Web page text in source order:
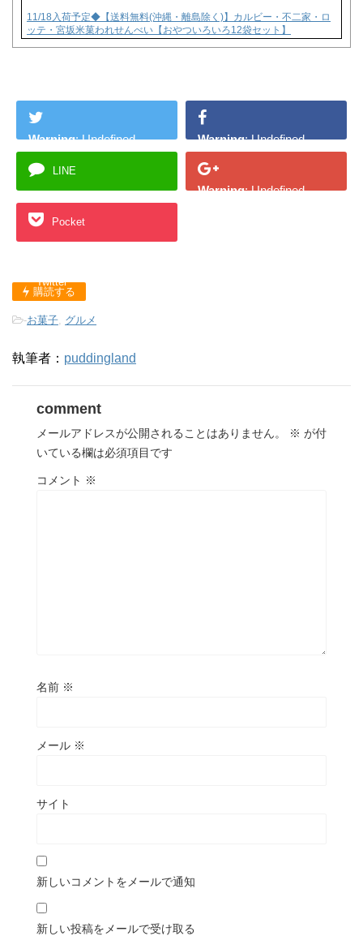
11/18入荷予定◆【送料無料(沖縄・離島除く)】カルビー・不二家・ロ
ッテ・宮坂米菓われせんべい【おやついろいろ12袋セット】
Warning: Undefined
array key "Twitter" in
/home/lantopurin/lantop
urin.com/public_html/w
p-content/plugins/sns-
count-cache/sns-count-
Twitter
Warning: Undefined
array key "Facebook" in
/home/lantopurin/lantop
LINE
Warning: Undefined
Pocket
購読する
-お菓子 グルメ
執筆者： puddingland
comment
メールアドレスが公開されることはありません。 ※ が付
いている欄は必須項目です
コメント ※
名前 ※
メール ※
サイト
新しいコメントをメールで通知
新しい投稿をメールで受け取る